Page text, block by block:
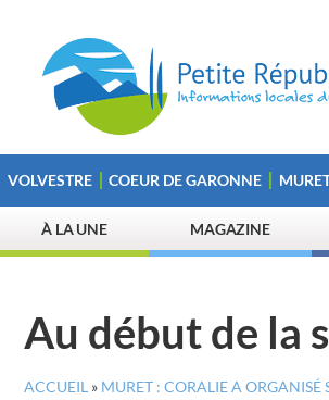
VOLVESTRE COEUR DE GARONNE
À LA UNE MAGAZINE
Au début de la
ACCUEIL » MURET : CORALIE A ORGANISÉ